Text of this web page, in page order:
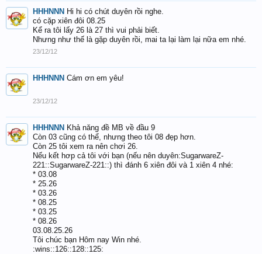
HHHNNN Hi hi có chút duyên rồi nghe.
có cặp xiên đôi 08.25
Kể ra tôi lấy 26 là 27 thì vui phải biết.
Nhưng như thế là gặp duyên rồi, mai ta lại làm lại nữa em nhé.
23/12/12
HHHNNN Cám ơn em yêu!
23/12/12
HHHNNN Khả năng đề MB về đầu 9
Còn 03 cũng có thể, nhưng theo tôi 08 đẹp hơn.
Còn 25 tôi xem ra nên chơi 26.
Nếu kết hơp cả tôi với bạn (nếu nên duyên:SugarwareZ-
221::SugarwareZ-221::) thì đánh 6 xiên đôi và 1 xiên 4 nhé:
* 03.08
* 25.26
* 03.26
* 08.25
* 03.25
* 08.26
03.08.25.26
Tôi chúc bạn Hôm nay Win nhé.
:wins::126::128::125: